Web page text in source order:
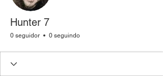
Hunter 7
0 seguidor 0 seguindo